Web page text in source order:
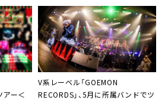
アー＜
V系レーベル「GOEMON
RECORDS」、5月に所属バンドでツ